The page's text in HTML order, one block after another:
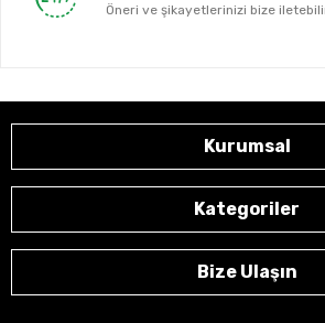
Öneri ve şikayetlerinizi bize
Kurumsal
Kategoriler
Bize Ulaşın